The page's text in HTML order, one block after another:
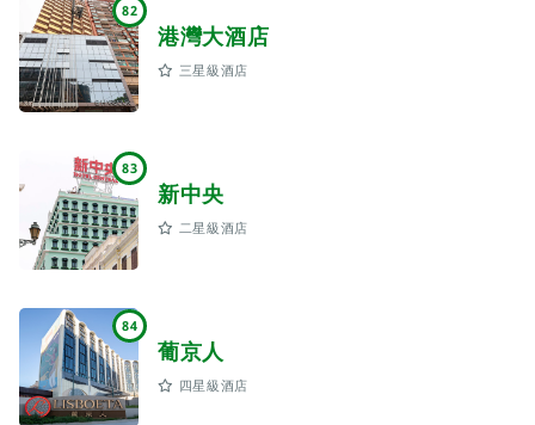
82
港灣大酒店
三星級酒店
83
新中央
二星級酒店
84
葡京人
四星級酒店